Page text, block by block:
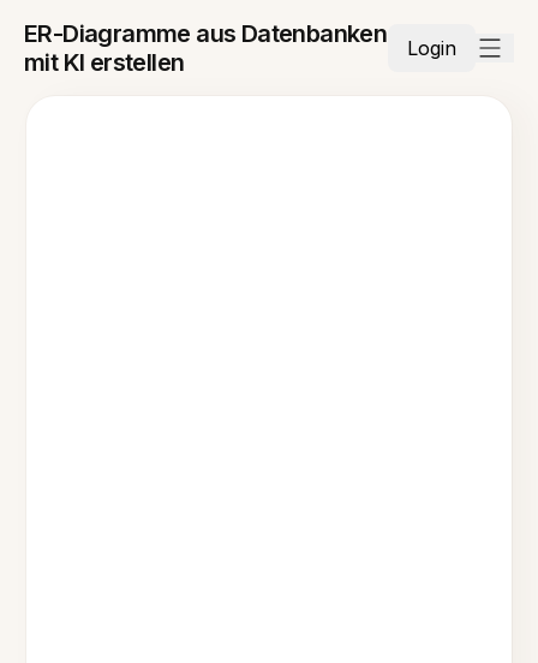
ER-Diagramme aus Datenbanken
mit KI erstellen
Login